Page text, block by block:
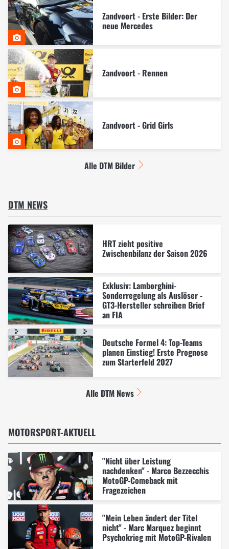
Zandvoort - Erste Bilder: Der
neue Mercedes
Zandvoort - Rennen
Zandvoort - Grid Girls
Alle DTM Bilder
DTM NEWS
HRT zieht positive
Zwischenbilanz der Saison 2026
Exklusiv: Lamborghini-
Sonderregelung als Auslöser -
GT3-Hersteller schreiben Brief
an FIA
Deutsche Formel 4: Top-Teams
planen Einstieg! Erste Prognose
zum Starterfeld 2027
Alle DTM News
MOTORSPORT-AKTUELL
"Nicht über Leistung
nachdenken" - Marco Bezzecchis
MotoGP-Comeback mit
Fragezeichen
"Mein Leben ändert der Titel
nicht" - Marc Marquez beginnt
Psychokrieg mit MotoGP-Rivalen